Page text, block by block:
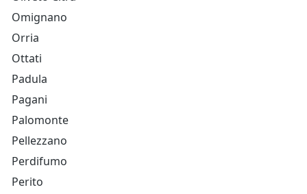
Omignano
Orria
Ottati
Padula
Pagani
Palomonte
Pellezzano
Perdifumo
Perito